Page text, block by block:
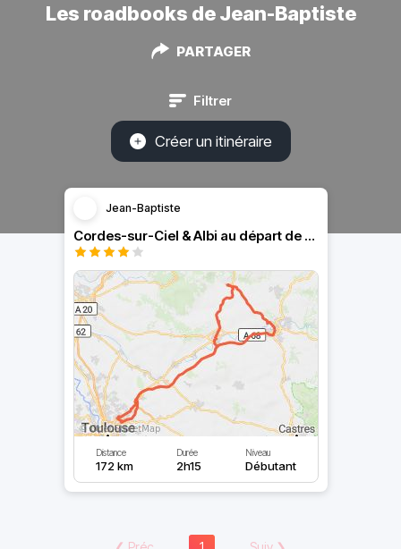
Les roadbooks de Jean-Baptiste
PARTAGER
Filtrer
Créer un itinéraire
Jean-Baptiste
Cordes-sur-Ciel & Albi au départ de Toulouse
Distance
172 km
Durée
2h15
Niveau
Débutant